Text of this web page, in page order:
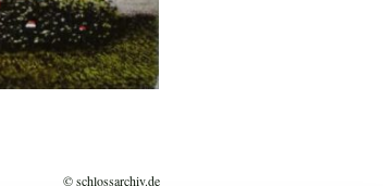
© schlossarchiv.de